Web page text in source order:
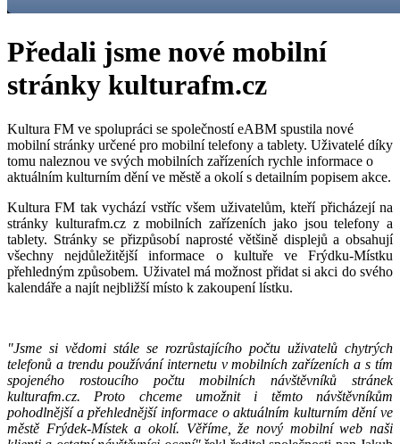
Předali jsme nové mobilní
stránky kulturafm.cz
Kultura FM ve spolupráci se společností eABM spustila nové
mobilní stránky určené pro mobilní telefony a tablety. Uživatelé díky
tomu naleznou ve svých mobilních zařízeních rychle informace o
aktuálním kulturním dění ve městě a okolí s detailním popisem akce.
Kultura FM tak vychází vstříc všem uživatelům, kteří přicházejí na
stránky kulturafm.cz z mobilních zařízeních jako jsou telefony a
tablety. Stránky se přizpůsobí naprosté většině displejů a obsahují
všechny nejdůležitější informace o kultuře ve Frýdku-Místku
přehledným způsobem. Uživatel má možnost přidat si akci do svého
kalendáře a najít nejbližší místo k zakoupení lístku.
"Jsme si vědomi stále se rozrůstajícího počtu uživatelů chytrých
telefonů a trendu používání internetu v mobilních zařízeních a s tím
spojeného rostoucího počtu mobilních návštěvníků stránek
kulturafm.cz. Proto chceme umožnit i těmto návštěvníkům
pohodlnější a přehlednější informace o aktuálním kulturním dění ve
městě Frýdek-Místek a okolí. Věříme, že nový mobilní web naši